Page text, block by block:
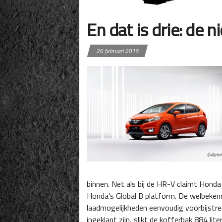
En dat is drie: de
26 februari 2015
binnen. Net als bij de HR-V claimt
Honda’s Global B platform. De
laadmogelijkheden eenvoudig